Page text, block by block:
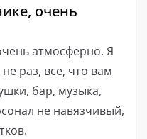
очень
атмосферно. Я
раз, все, что вам
бар, музыка,
не навязчивый,